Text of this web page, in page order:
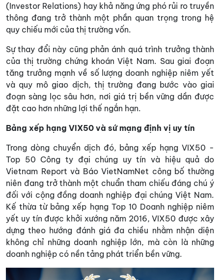
(Investor Relations) hay khả năng ứng phó rủi ro truyền
thông đang trở thành một phần quan trọng trong hệ
quy chiếu mới của thị trường vốn.
Sự thay đổi này cũng phản ánh quá trình trưởng thành
của thị trường chứng khoán Việt Nam. Sau giai đoạn
tăng trưởng mạnh về số lượng doanh nghiệp niêm yết
và quy mô giao dịch, thị trường đang bước vào giai
đoạn sàng lọc sâu hơn, nơi giá trị bền vững dần được
đặt cao hơn những lợi thế ngắn hạn.
Bảng xếp hạng VIX50 và sứ mạng định vị uy tín
Trong dòng chuyển dịch đó, bảng xếp hạng VIX50 -
Top 50 Công ty đại chúng uy tín và hiệu quả do
Vietnam Report và Báo VietNamNet công bố thường
niên đang trở thành một chuẩn tham chiếu đáng chú ý
đối với cộng đồng doanh nghiệp đại chúng Việt Nam.
Kế thừa từ bảng xếp hạng Top 10 Doanh nghiệp niêm
yết uy tín được khởi xướng năm 2016, VIX50 được xây
dựng theo hướng đánh giá đa chiều nhằm nhận diện
không chỉ những doanh nghiệp lớn, mà còn là những
doanh nghiệp có nền tảng phát triển bền vững.